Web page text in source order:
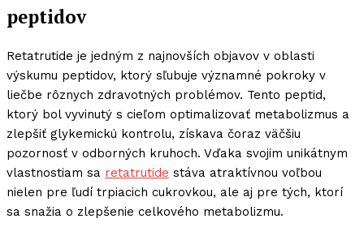
peptidov
Retatrutide je jedným z najnovších objavov v oblasti
výskumu peptidov, ktorý sľubuje významné pokroky v
liečbe rôznych zdravotných problémov. Tento peptid,
ktorý bol vyvinutý s cieľom optimalizovať metabolizmus a
zlepšiť glykemickú kontrolu, získava čoraz väčšiu
pozornosť v odborných kruhoch. Vďaka svojim unikátnym
vlastnostiam sa retatrutide stáva atraktívnou voľbou
nielen pre ľudí trpiacich cukrovkou, ale aj pre tých, ktorí
sa snažia o zlepšenie celkového metabolizmu.